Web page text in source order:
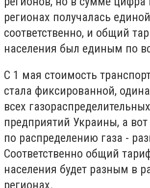
регионах получалась
соответственно, и общий
населения был единым по
С 1 мая стоимость
стала фиксированной,
всех газораспределительных
предприятий Украины, а вот
по распределению газа -
Соответственно общий
населения будет разным в
регионах.